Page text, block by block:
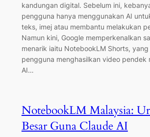
kandungan digital. Sebelum ini,
pengguna hanya menggunakan AI
teks, imej atau membantu melakukan
Namun kini, Google memperkenalkan
menarik iaitu NotebookLM Shorts,
pengguna menghasilkan video pendek
AI…
NotebookLM Malaysia:
Besar Guna Claude AI